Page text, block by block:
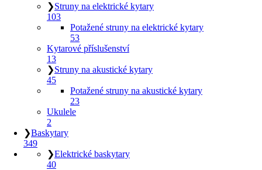
❯Struny na elektrické kytary
103
Potažené struny na elektrické kytary
53
Kytarové příslušenství
13
❯Struny na akustické kytary
45
Potažené struny na akustické kytary
23
Ukulele
2
❯Baskytary
349
❯Elektrické baskytary
40